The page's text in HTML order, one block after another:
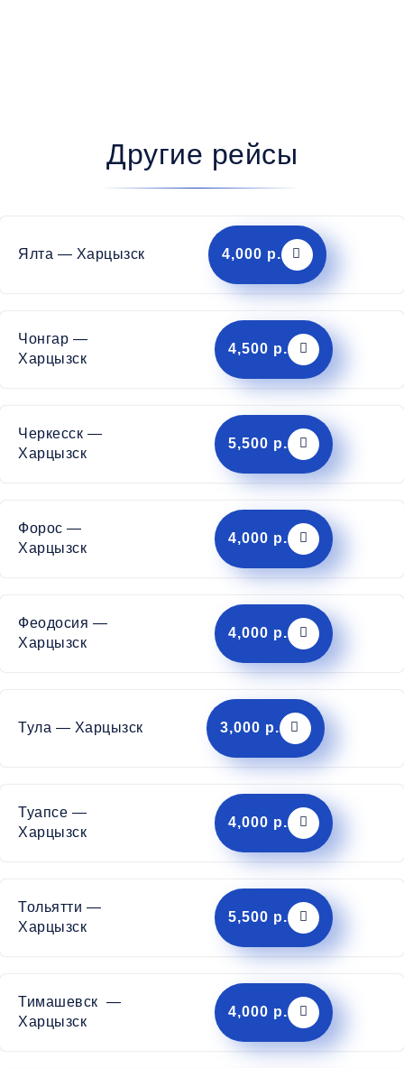
Другие рейсы
Ялта — Харцызск 4,000 р.
Чонгар —
Харцызск
4,500 р.
Черкесск —
Харцызск
5,500 р.
Форос —
Харцызск
4,000 р.
Феодосия —
Харцызск
4,000 р.
Тула — Харцызск 3,000 р.
Туапсе —
Харцызск
4,000 р.
Тольятти —
Харцызск
5,500 р.
Тимашевск —
Харцызск
4,000 р.